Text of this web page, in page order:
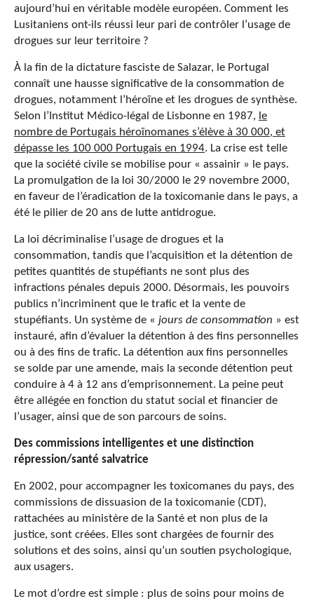
aujourd’hui en véritable modèle européen. Comment les
Lusitaniens ont-ils réussi leur pari de contrôler l’usage de
drogues sur leur territoire ?
À la fin de la dictature fasciste de Salazar, le Portugal
connaît une hausse significative de la consommation de
drogues, notamment l’héroïne et les drogues de synthèse.
Selon l’Institut Médico-légal de Lisbonne en 1987, le
nombre de Portugais héroïnomanes s’élève à 30 000, et
dépasse les 100 000 Portugais en 1994. La crise est telle
que la société civile se mobilise pour « assainir » le pays.
La promulgation de la loi 30/2000 le 29 novembre 2000,
en faveur de l’éradication de la toxicomanie dans le pays, a
été le pilier de 20 ans de lutte antidrogue.
La loi décriminalise l’usage de drogues et la
consommation, tandis que l’acquisition et la détention de
petites quantités de stupéfiants ne sont plus des
infractions pénales depuis 2000. Désormais, les pouvoirs
publics n’incriminent que le trafic et la vente de
stupéfiants. Un système de « jours de consommation » est
instauré, afin d’évaluer la détention à des fins personnelles
ou à des fins de trafic. La détention aux fins personnelles
se solde par une amende, mais la seconde détention peut
conduire à 4 à 12 ans d’emprisonnement. La peine peut
être allégée en fonction du statut social et financier de
l’usager, ainsi que de son parcours de soins.
Des commissions intelligentes et une distinction
répression/santé salvatrice
En 2002, pour accompagner les toxicomanes du pays, des
commissions de dissuasion de la toxicomanie (CDT),
rattachées au ministère de la Santé et non plus de la
justice, sont créées. Elles sont chargées de fournir des
solutions et des soins, ainsi qu’un soutien psychologique,
aux usagers.
Le mot d’ordre est simple : plus de soins pour moins de